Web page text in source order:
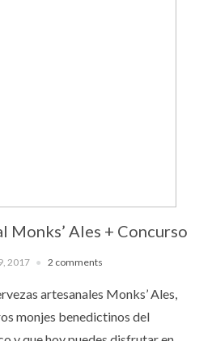
Monks’ Ales + Concurso
2017 2 comments
artesanales Monks’ Ales,
monjes benedictinos del